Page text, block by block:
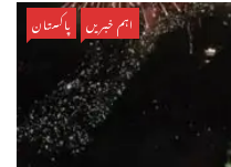
اہم خبریں پاکستان